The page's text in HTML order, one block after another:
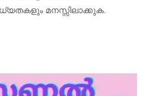
മനസ്സിലാക്കുക.